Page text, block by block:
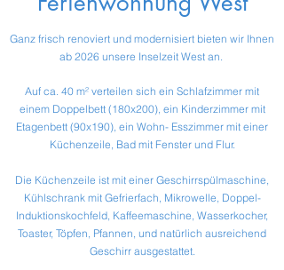
Ganz frisch renoviert und modernisiert bieten wir Ihnen
ab 2026 unsere Inselzeit West an.
Auf ca. 40 m² verteilen sich ein Schlafzimmer mit
einem Doppelbett (180x200), ein Kinderzimmer mit
Etagenbett (90x190), ein Wohn- Esszimmer mit einer
Küchenzeile, Bad mit Fenster und Flur.
Die Küchenzeile ist mit einer Geschirrspülmaschine,
Kühlschrank mit Gefrierfach, Mikrowelle, Doppel-
Induktionskochfeld, Kaffeemaschine, Wasserkocher,
Toaster, Töpfen, Pfannen, und natürlich ausreichend
Geschirr ausgestattet.